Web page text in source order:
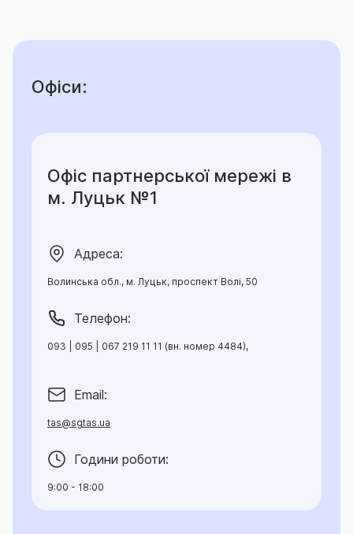
Офіси:
Офіс партнерської мережі в
м. Луцьк №1
Адреса:
Волинська обл., м. Луцьк, проспект Волі, 50
Телефон:
093 | 095 | 067 219 11 11 (вн. номер 4484),
Email:
tas@sgtas.ua
Години роботи:
9:00 - 18:00